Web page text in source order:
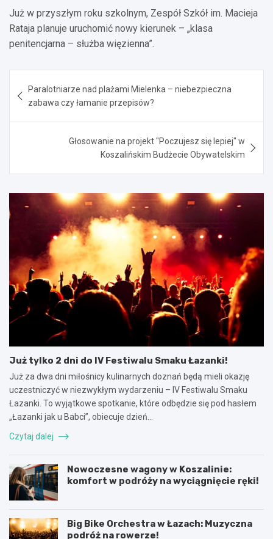
Już w przyszłym roku szkolnym, Zespół Szkół im. Macieja
Rataja planuje uruchomić nowy kierunek – „klasa
penitencjarna – służba więzienna”.
wpisu
Paralotniarze nad plażami Mielenka – niebezpieczna
zabawa czy łamanie przepisów?
Głosowanie na projekt "Poczujesz się lepiej" w
Koszalińskim Budżecie Obywatelskim
Już tylko 2 dni do IV Festiwalu Smaku Łazanki!
Już za dwa dni miłośnicy kulinarnych doznań będą mieli okazję
uczestniczyć w niezwykłym wydarzeniu – IV Festiwalu Smaku
Łazanki. To wyjątkowe spotkanie, które odbędzie się pod hasłem
„Łazanki jak u Babci”, obiecuje dzień…
Czytaj dalej
Nowoczesne wagony w Koszalinie:
komfort w podróży na wyciągnięcie ręki!
Big Bike Orchestra w Łazach: Muzyczna
podróż na rowerze!